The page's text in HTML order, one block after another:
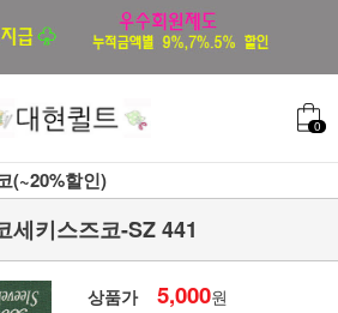
0
(~20%할인)
세키스즈코-SZ 441
상품가 5,000원